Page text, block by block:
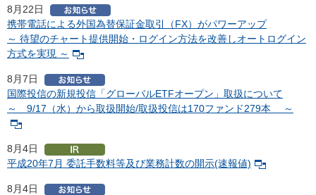
8月22日
携帯電話による外国為替保証金取引（FX）がパワーアップ
～ 待望のチャート提供開始・ログイン方法を改善しオートログイン
方式を実現 ～
8月7日
国際投信の新規投信「グローバルETFオープン」取扱について
～ 9/17（水）から取扱開始/取扱投信は170ファンド279本 ～
8月4日
平成20年7月 委託手数料等及び業務計数の開示(速報値)
8月4日